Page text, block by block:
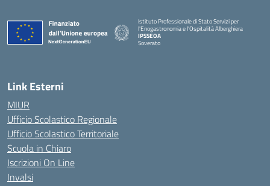
Istituto Professionale di Stato Servizi per
l'Enogastronomia e l'Ospitalità Alberghiera
IPSSEOA
Soverato
Link Esterni
MIUR
Ufficio Scolastico Regionale
Ufficio Scolastico Territoriale
Scuola in Chiaro
Iscrizioni On Line
Invalsi